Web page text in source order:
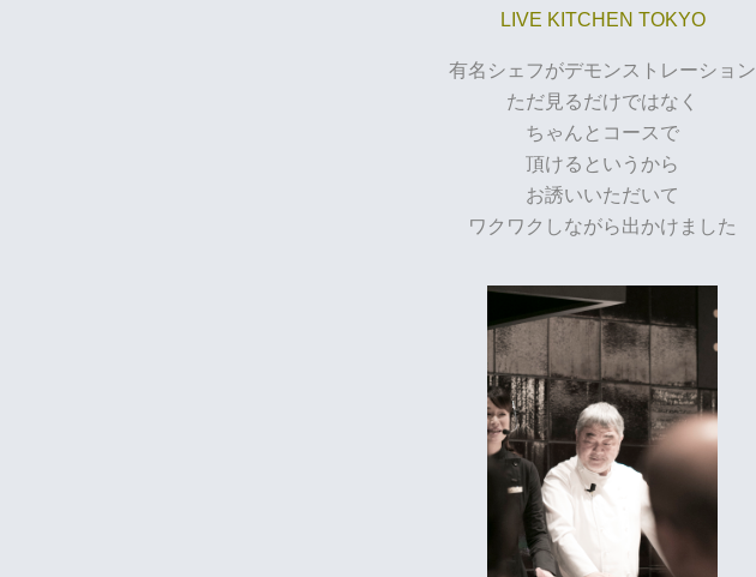
LIVE KITCHEN TOKYO
有名シェフがデモンストレーション
ただ見るだけではなく
ちゃんとコースで
頂けるというから
お誘いいただいて
ワクワクしながら出かけました